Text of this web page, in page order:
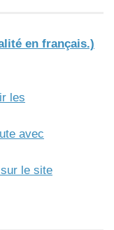
en français.)
les
avec
le site